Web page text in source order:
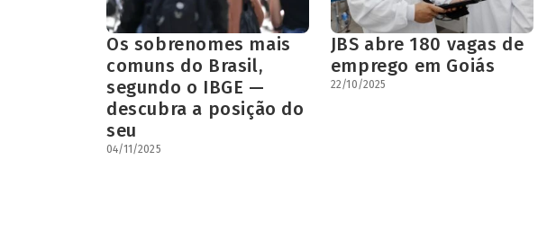
Os sobrenomes mais
comuns do Brasil,
segundo o IBGE —
descubra a posição do
seu
04/11/2025
JBS abre 180 vagas de
emprego em Goiás
22/10/2025